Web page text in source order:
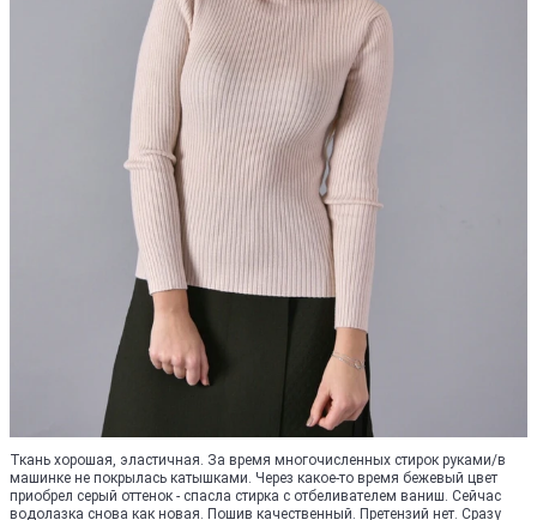
Ткань хорошая, эластичная. За время многочисленных стирок руками/в
машинке не покрылась катышками. Через какое-то время бежевый цвет
приобрел серый оттенок - спасла стирка с отбеливателем ваниш. Сейчас
водолазка снова как новая. Пошив качественный. Претензий нет. Сразу